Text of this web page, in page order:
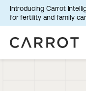
Introducing Carrot
for fertility and family